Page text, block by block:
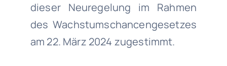
dieser Neuregelung im Rahmen
des Wachstumschancengesetzes
am 22. März 2024 zugestimmt.